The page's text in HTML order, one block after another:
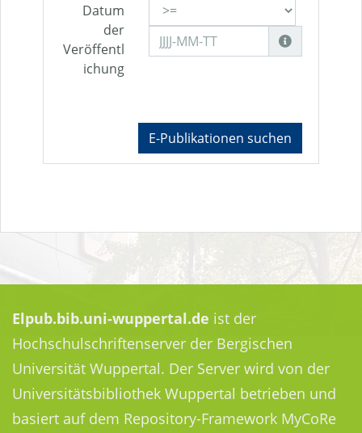
Datum
der
Veröffentl
ichung
E-Publikationen suchen
Elpub.bib.uni-wuppertal.de ist der
Hochschulschriftenserver der Bergischen
Universität Wuppertal. Der Server wird von der
Universitätsbibliothek Wuppertal betrieben und
basiert auf dem Repository-Framework MyCoRe